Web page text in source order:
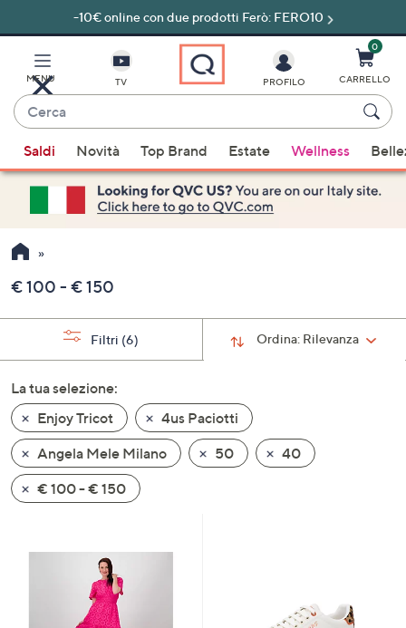
al
principale
-10€ online con due prodotti Ferò: FERO10
MENU TV
Cerca
sono
disponibili
suggerimenti,
usa
i
freccia
su
giù
oppure
scorri
a
sinistra
o
a
dispositivi
consultarli.
PROFILO
0
CARRELLO
Saldi Novità Top Brand Estate Wellness
€ 100 - € 150
Ordina: Rilevanza
Filtri (6)
La tua selezione:
Enjoy Tricot
4us Paciotti
Angela Mele Milano
50
40
€ 100 - € 150